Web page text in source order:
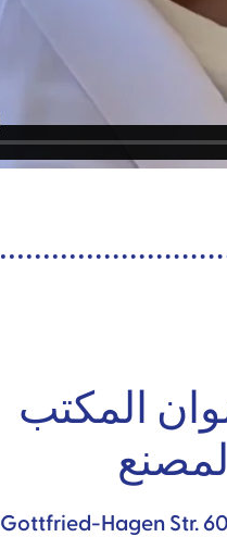
المكتب
Gottfried-Hagen Str.